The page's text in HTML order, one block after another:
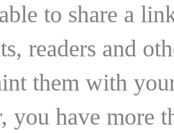
to share a
readers and
them with
you have more